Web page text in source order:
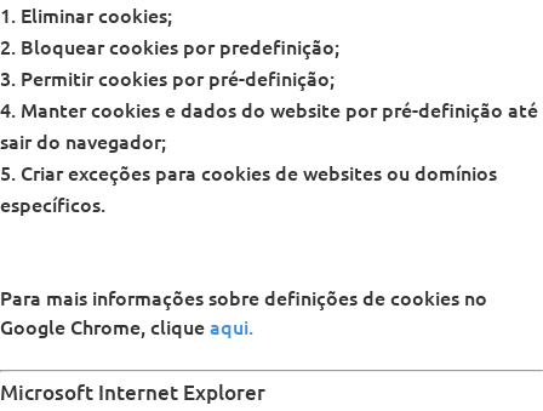
Eliminar cookies;
Bloquear cookies por predefinição;
Permitir cookies por pré-definição;
Manter cookies e dados do website por pré-definição até
sair do navegador;
Criar exceções para cookies de websites ou domínios
específicos.
Para mais informações sobre definições de cookies no
Google Chrome, cliqueaqui.
Microsoft Internet Explorer